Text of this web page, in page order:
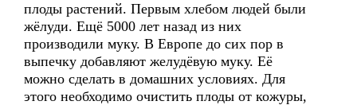
плоды растений. Первым хлебом людей были
жёлуди. Ещё 5000 лет назад из них
производили муку. В Европе до сих пор в
выпечку добавляют желудёвую муку. Её
можно сделать в домашних условиях. Для
этого необходимо очистить плоды от кожуры,